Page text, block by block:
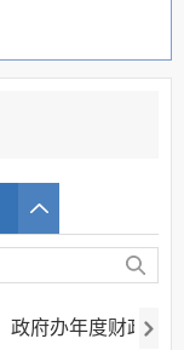
政府办年度财政预